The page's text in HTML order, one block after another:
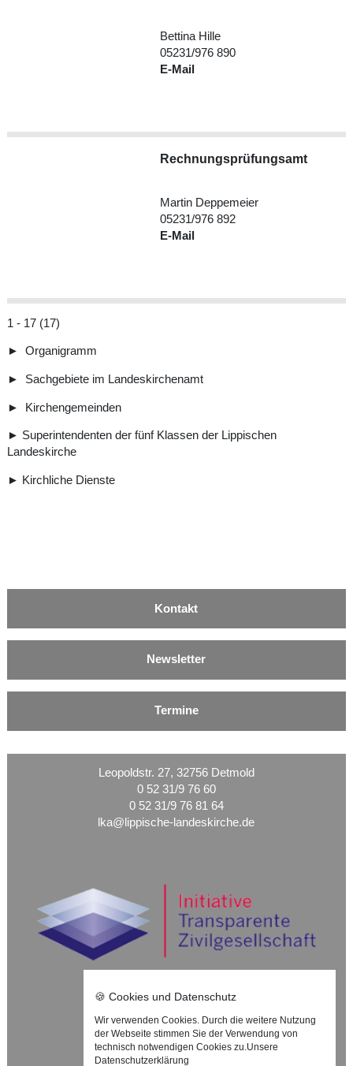
Bettina Hille
05231/976 890
E-Mail
Rechnungsprüfungsamt
Martin Deppemeier
05231/976 892
E-Mail
1 - 17 (17)
► Organigramm
► Sachgebiete im Landeskirchenamt
► Kirchengemeinden
► Superintendenten der fünf Klassen der Lippischen
Landeskirche
► Kirchliche Dienste
Kontakt
Newsletter
Termine
Leopoldstr. 27, 32756 Detmold
0 52 31/9 76 60
0 52 31/9 76 81 64
lka@lippische-landeskirche.de
Nach oben ⇪
Impressum
🍪 Cookies und Datenschutz
Wir verwenden Cookies. Durch die weitere Nutzung
der Webseite stimmen Sie der Verwendung von
technisch notwendigen Cookies zu. Unsere
Datenschutzerklärung